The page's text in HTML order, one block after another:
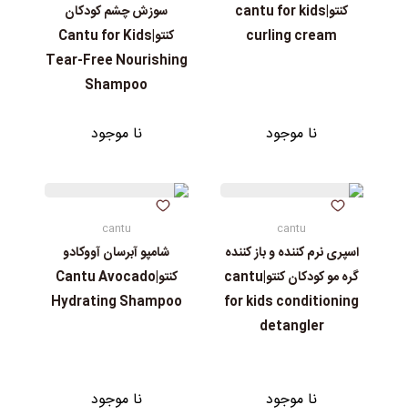
کنتو|cantu for kids
curling cream
نا موجود
سوزش چشم کودکان
کنتو|Cantu for Kids
Tear-Free Nourishing
Shampoo
نا موجود
cantu
اسپری نرم کننده و باز کننده
گره مو کودکان کنتو|cantu
for kids conditioning
detangler
نا موجود
cantu
شامپو آبرسان آووکادو
كنتو|Cantu Avocado
Hydrating Shampoo
نا موجود